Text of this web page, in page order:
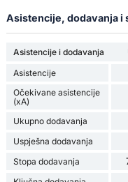
Asistencije, dodavanja i
Asistencije i dodavanja
Asistencije
Očekivane asistencije
(xA)
Ukupno dodavanja
Uspješna dodavanja
Stopa dodavanja